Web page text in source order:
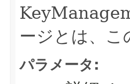
ージとは、
パラメータ: